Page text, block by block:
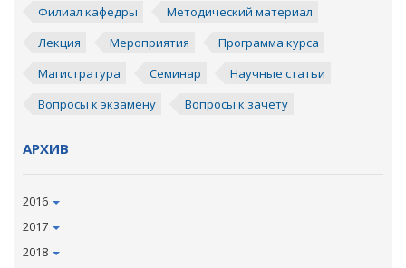
Филиал кафедры
Методический материал
Лекция
Мероприятия
Программа курса
Магистратура
Семинар
Научные статьи
Вопросы к экзамену
Вопросы к зачету
АРХИВ
2016
2017
2018